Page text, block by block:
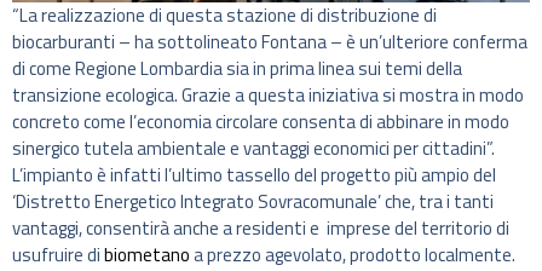
“La realizzazione di questa stazione di distribuzione di
biocarburanti – ha sottolineato Fontana – è un’ulteriore conferma
di come Regione Lombardia sia in prima linea sui temi della
transizione ecologica. Grazie a questa iniziativa si mostra in modo
concreto come l’economia circolare consenta di abbinare in modo
sinergico tutela ambientale e vantaggi economici per cittadini”.
L’impianto è infatti l’ultimo tassello del progetto più ampio del
‘Distretto Energetico Integrato Sovracomunale’ che, tra i tanti
vantaggi, consentirà anche a residenti e imprese del territorio di
usufruire dibiometanoa prezzo agevolato, prodotto localmente.